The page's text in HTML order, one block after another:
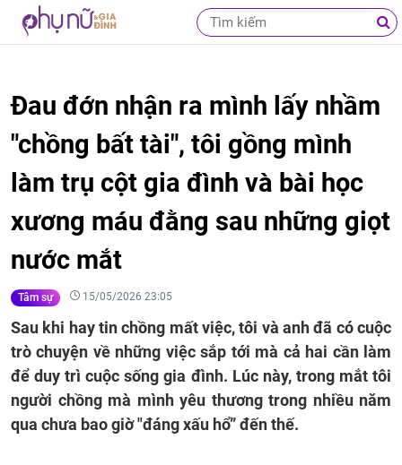
Đau đớn nhận ra mình lấy nhầm
"chồng bất tài", tôi gồng mình
làm trụ cột gia đình và bài học
xương máu đằng sau những giọt
nước mắt
Tâm sự 15/05/2026 23:05
Sau khi hay tin chồng mất việc, tôi và anh đã có cuộc
trò chuyện về những việc sắp tới mà cả hai cần làm
để duy trì cuộc sống gia đình. Lúc này, trong mắt tôi
người chồng mà mình yêu thương trong nhiều năm
qua chưa bao giờ "đáng xấu hổ” đến thế.